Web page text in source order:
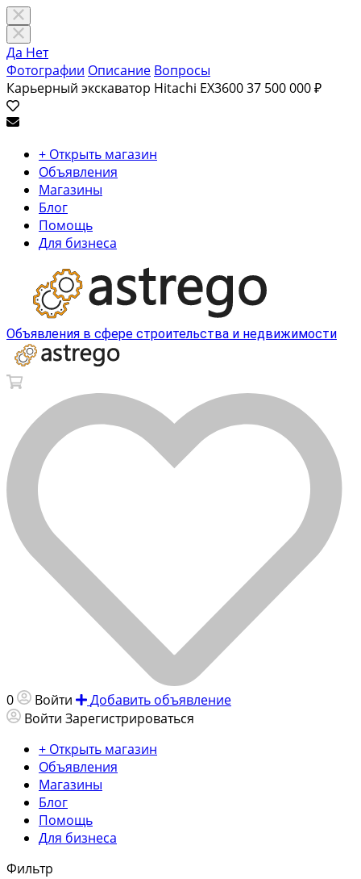
Да Нет
Фотографии Описание Вопросы
Карьерный экскаватор Hitachi EX360037 500 000 ₽
+ Открыть магазин
Объявления
Магазины
Блог
Помощь
Для бизнеса
Объявления в сфере строительства и недвижимости
0 Войти
Добавить объявление
Войти Зарегистрироваться
+ Открыть магазин
Объявления
Магазины
Блог
Помощь
Для бизнеса
Фильтр